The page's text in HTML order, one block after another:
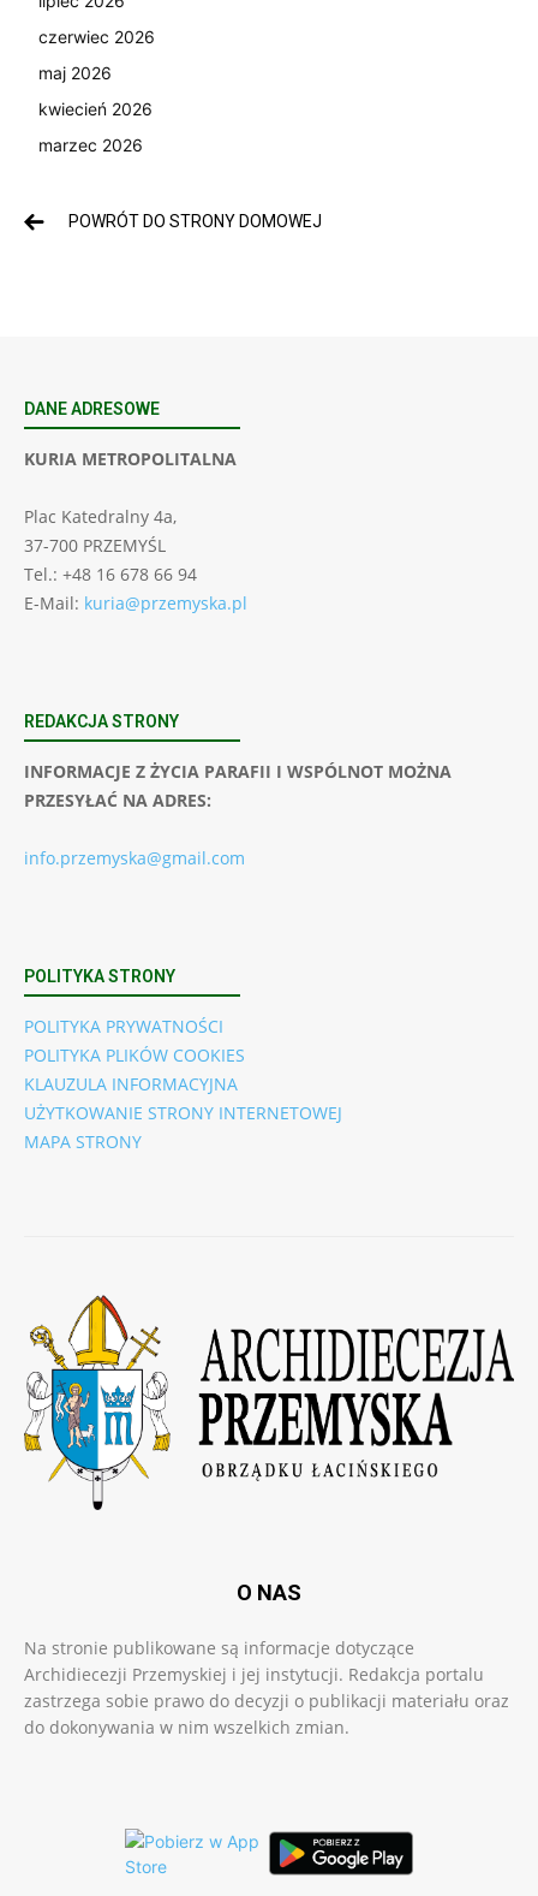
czerwiec 2026
maj 2026
kwiecień 2026
marzec 2026
POWRÓT DO STRONY DOMOWEJ
DANE ADRESOWE
KURIA METROPOLITALNA
Plac Katedralny 4a,
37-700 PRZEMYŚL
Tel.: +48 16 678 66 94
E-Mail: kuria@przemyska.pl
REDAKCJA STRONY
INFORMACJE Z ŻYCIA PARAFII I WSPÓLNOT MOŻNA
PRZESYŁAĆ NA ADRES:
info.przemyska@gmail.com
POLITYKA STRONY
POLITYKA PRYWATNOŚCI
POLITYKA PLIKÓW COOKIES
KLAUZULA INFORMACYJNA
UŻYTKOWANIE STRONY INTERNETOWEJ
MAPA STRONY
O NAS
Na stronie publikowane są informacje dotyczące
Archidiecezji Przemyskiej i jej instytucji. Redakcja portalu
zastrzega sobie prawo do decyzji o publikacji materiału oraz
do dokonywania w nim wszelkich zmian.